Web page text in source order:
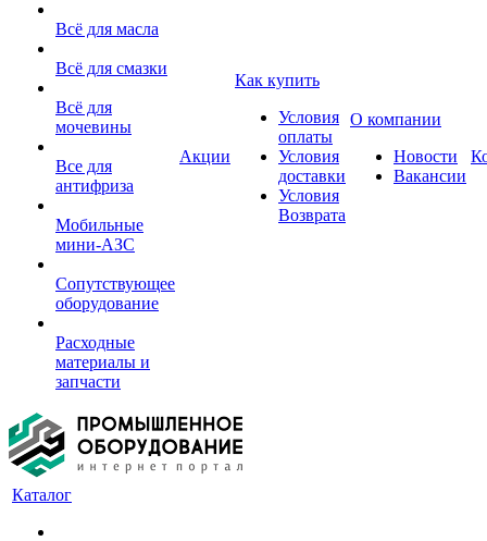
Всё для масла
Всё для смазки
Всё для
мочевины
Все для
антифриза
Мобильные
мини-АЗС
Сопутствующее
оборудование
Расходные
материалы и
запчасти
Акции
Как купить
Условия
оплаты
Условия
доставки
Условия
Возврата
О компании
Новости
Вакансии
Каталог